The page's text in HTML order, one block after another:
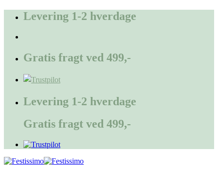
FortsætLevering 1-2 hverdage
Gratis fragt ved 499,-
Levering 1-2 hverdage
Gratis fragt ved 499,-